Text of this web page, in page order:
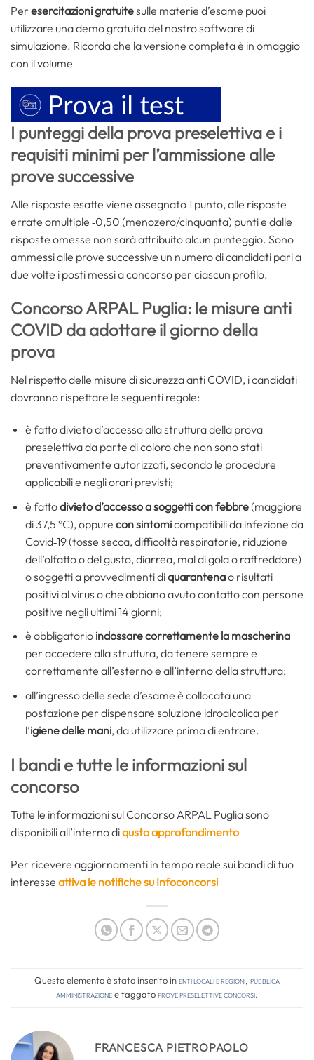
Per esercitazioni gratuitesulle materie d’esame puoi
utilizzare una demo gratuita del nostro software di
simulazione. Ricorda che la versione completa è in omaggio
con il volume
I punteggi della prova preselettiva e i
requisiti minimi per l’ammissione alle
prove successive
Alle risposte esatte viene assegnato 1 punto, alle risposte
errate omultiple ‐0,50 (menozero/cinquanta) punti e dalle
risposte omesse non sarà attribuito alcun punteggio. Sono
ammessi alle prove successive un numero di candidati pari a
due volte i posti messi a concorso per ciascun profilo.
Concorso ARPAL Puglia: le misure anti
COVID da adottare il giorno della
prova
Nel rispetto delle misure di sicurezza anti COVID, i candidati
dovranno rispettare le seguenti regole:
è fatto divieto d’accesso alla struttura della prova
preselettiva da parte di coloro che non sono stati
preventivamente autorizzati, secondo le procedure
applicabili e negli orari previsti;
è fattodivieto d’accesso a soggetti con febbre(maggiore
di 37,5 °C), oppure con sintomicompatibili da infezione da
Covid‐19 (tosse secca, difficoltà respiratorie, riduzione
dell’olfatto o del gusto, diarrea, mal di gola o raffreddore)
o soggetti a provvedimenti diquarantenao risultati
positivi al virus o che abbiano avuto contatto con persone
positive negli ultimi 14 giorni;
è obbligatorio indossare correttamente la mascherina
per accedere alla struttura, da tenere sempre e
correttamente all’esterno e all’interno della struttura;
all’ingresso delle sede d’esame è collocata una
postazione per dispensare soluzione idroalcolica per
l’igiene delle mani, da utilizzare prima di entrare.
I bandi e tutte le informazioni sul
concorso
Tutte le informazioni sul Concorso ARPAL Puglia sono
disponibili all’interno diqusto approfondimento
Per ricevere aggiornamenti in tempo reale sui bandi di tuo
interesse attiva le notifiche su Infoconcorsi
Questo elemento è stato inserito inEnti locali e regioni, Pubblica
amministrazionee taggatoprove preselettive concorsi.
FRANCESCA PIETROPAOLO